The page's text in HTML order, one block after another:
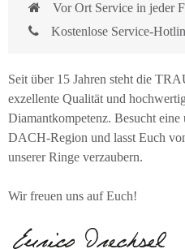
Vor Ort Service in jeder
Kostenlose Service-
Seit über 15 Jahren steht die
exzellente Qualität und
Diamantkompetenz. Besucht
DACH-Region und lasst Euch
unserer Ringe verzaubern.
Wir freuen uns auf Euch!